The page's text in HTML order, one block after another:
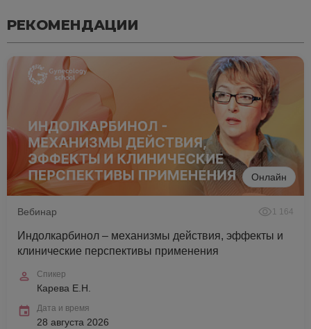
РЕКОМЕНДАЦИИ
Онлайн
Вебинар 1 164
Индолкарбинол – механизмы действия, эффекты и
клинические перспективы применения
Спикер
Карева Е.Н.
Дата и время
28 августа 2026